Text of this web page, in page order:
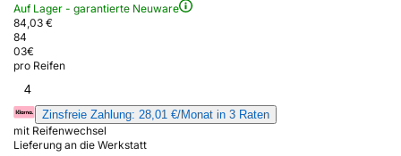
Auf Lager - garantierte Neuware
84,03 €
84
03€
pro Reifen
4
Zinsfreie Zahlung: 28,01 €/Monat in 3 Raten
mit Reifenwechsel
Lieferung an die Werkstatt